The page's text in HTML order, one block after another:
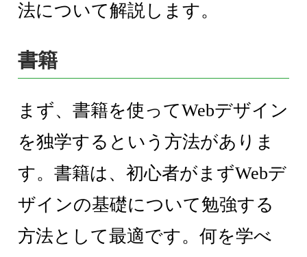
法について解説します。
書籍
まず、書籍を使ってWebデザイン
を独学するという方法がありま
す。書籍は、初心者がまずWebデ
ザインの基礎について勉強する
方法として最適です。何を学べ